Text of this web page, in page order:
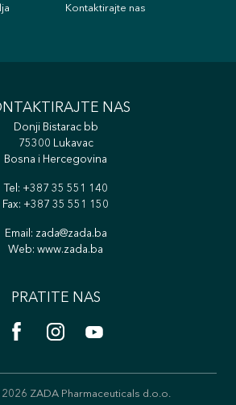
Kontaktirajte nas
NAS
Donji Bistarac bb
75300 Lukavac
Bosna i Hercegovina
Tel: +387 35 551 140
Fax: +387 35 551 150
Email: zada@zada.ba
Web: www.zada.ba
PRATITE NAS
ZADA Pharmaceuticals d.o.o.